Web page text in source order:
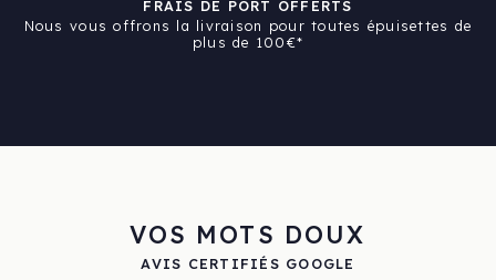
FRAIS DE PORT OFFERTS
Nous vous offrons la livraison pour toutes épuisettes de
plus de 100€*
VOS MOTS DOUX
AVIS CERTIFIÉS GOOGLE